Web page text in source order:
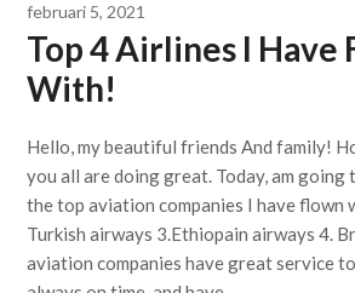
februari 5, 2021
Top 4 Airlines I Have
With!
Hello, my beautiful friends And family!
you all are doing great. Today, am going
the top aviation companies I have flown
Turkish airways 3.Ethiopain airways 4.
aviation companies have great service